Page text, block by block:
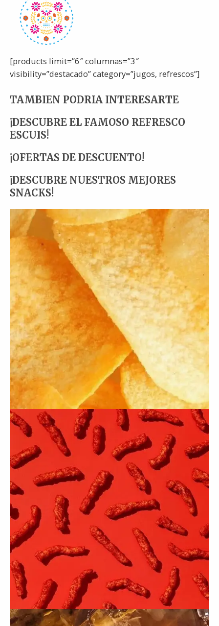
[products limit=”6″ columnas=”3″
visibility=”destacado” category=”jugos, refrescos”]
TAMBIEN PODRIA INTERESARTE
¡DESCUBRE EL FAMOSO REFRESCO
ESCUIS!
¡OFERTAS DE DESCUENTO!
¡DESCUBRE NUESTROS MEJORES
SNACKS!